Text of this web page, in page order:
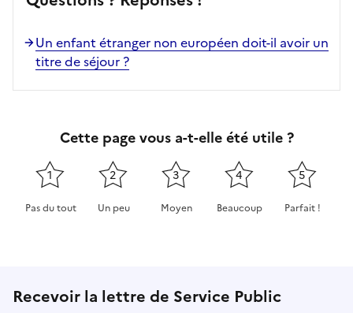
Un enfant étranger non européen doit-il avoir un
titre de séjour ?
Cette page vous a-t-elle été utile ?
1
Pas du tout
2
Un peu
3
Moyen
4
Beaucoup
5
Parfait !
Recevoir la lettre de Service Public